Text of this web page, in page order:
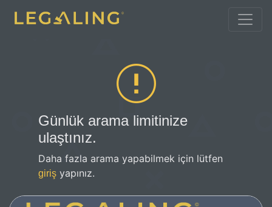
Günlük arama limitinize
ulaştınız.
Daha fazla arama yapabilmek için lütfen
giriş yapınız.